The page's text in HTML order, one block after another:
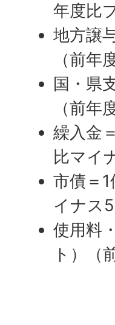
年度比
地方譲
（前
国・県
（前
繰入金
比マイ
市債＝
イナス
使用料
ト）（